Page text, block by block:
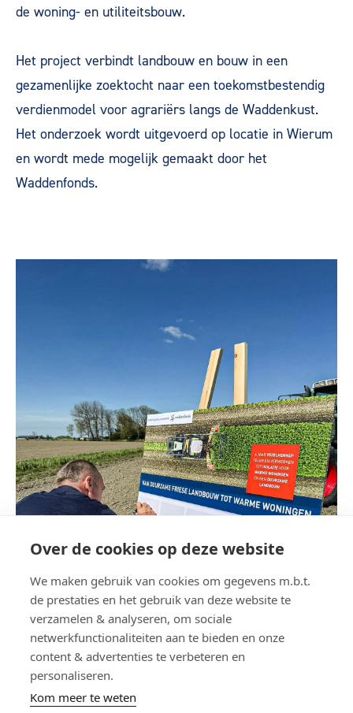
Over de cookies op deze website
We maken gebruik van cookies om gegevens m.b.t.
de prestaties en het gebruik van deze website te
verzamelen & analyseren, om sociale
netwerkfunctionaliteiten aan te bieden en onze
content & advertenties te verbeteren en
personaliseren.
Kom meer te weten
de woning- en utiliteitsbouw.
Het project verbindt landbouw en bouw in een
gezamenlijke zoektocht naar een toekomstbestendig
verdienmodel voor agrariërs langs de Waddenkust.
Het onderzoek wordt uitgevoerd op locatie in Wierum
en wordt mede mogelijk gemaakt door het
Waddenfonds.